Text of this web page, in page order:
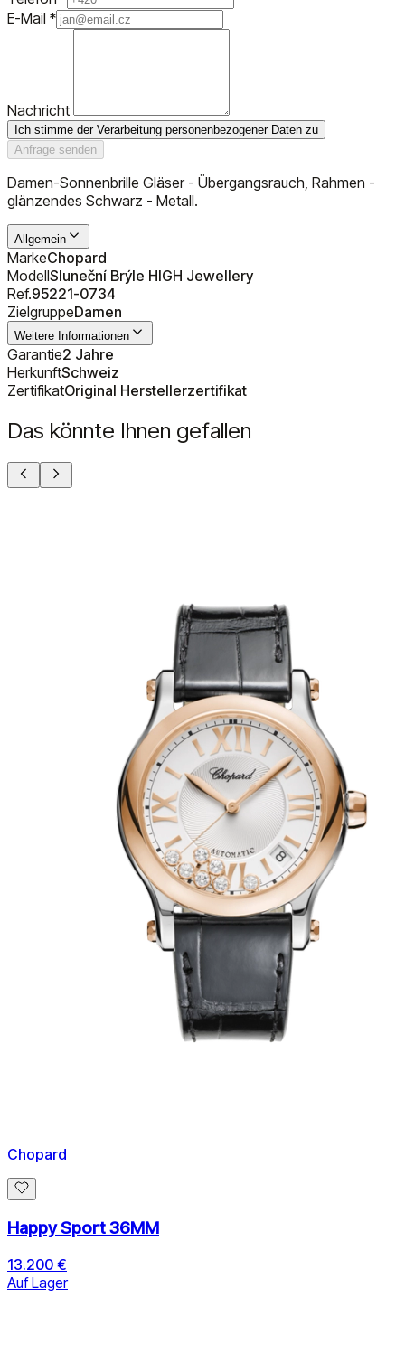
E-Mail *
Nachricht
Ich stimme der Verarbeitung personenbezogener Daten zu
Anfrage senden
Damen-Sonnenbrille Gläser - Übergangsrauch, Rahmen -
glänzendes Schwarz - Metall.
Allgemein
MarkeChopard
ModellSluneční Brýle HIGH Jewellery
Ref.95221-0734
ZielgruppeDamen
Weitere Informationen
Garantie2 Jahre
HerkunftSchweiz
ZertifikatOriginal Herstellerzertifikat
Das könnte Ihnen gefallen
Chopard
Happy Sport 36MM
13.200 €
Auf Lager